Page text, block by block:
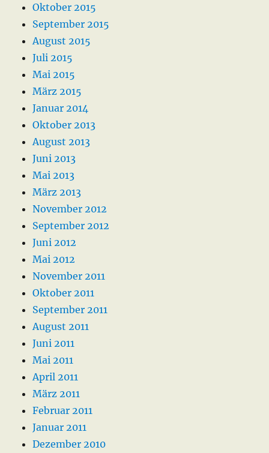
Oktober 2015
September 2015
August 2015
Juli 2015
Mai 2015
März 2015
Januar 2014
Oktober 2013
August 2013
Juni 2013
Mai 2013
März 2013
November 2012
September 2012
Juni 2012
Mai 2012
November 2011
Oktober 2011
September 2011
August 2011
Juni 2011
Mai 2011
April 2011
März 2011
Februar 2011
Januar 2011
Dezember 2010